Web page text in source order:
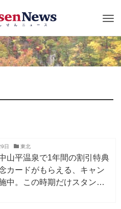
日 東北
山平温泉で1年間の割引特典
カードがもらえる、キャン
中。この時期だけスタンプ